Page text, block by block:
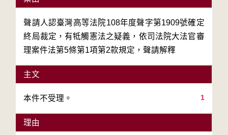
聲請人認臺灣高等法院108年度聲字第1909號確定
終局裁定，有牴觸憲法之疑義，依司法院大法官審
理案件法第5條第1項第2款規定，聲請解釋
主文
1
本件不受理。
理由